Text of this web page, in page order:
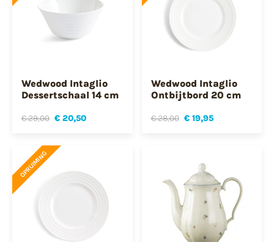
Wedwood Intaglio
Dessertschaal 14 cm
€ 29,00 € 20,50
Wedwood Intaglio
Ontbijtbord 20 cm
€ 28,00 € 19,95
OPRUIMING